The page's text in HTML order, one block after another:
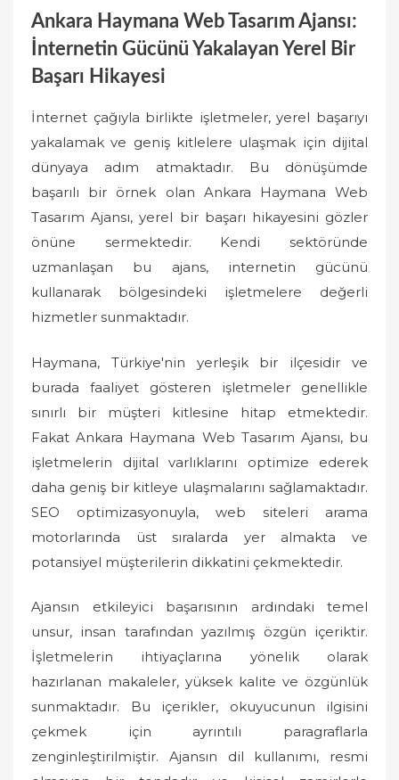
Ankara Haymana Web Tasarım Ajansı:
İnternetin Gücünü Yakalayan Yerel Bir
Başarı Hikayesi
İnternet çağıyla birlikte işletmeler, yerel başarıyı
yakalamak ve geniş kitlelere ulaşmak için dijital
dünyaya adım atmaktadır. Bu dönüşümde
başarılı bir örnek olan Ankara Haymana Web
Tasarım Ajansı, yerel bir başarı hikayesini gözler
önüne sermektedir. Kendi sektöründe
uzmanlaşan bu ajans, internetin gücünü
kullanarak bölgesindeki işletmelere değerli
hizmetler sunmaktadır.
Haymana, Türkiye'nin yerleşik bir ilçesidir ve
burada faaliyet gösteren işletmeler genellikle
sınırlı bir müşteri kitlesine hitap etmektedir.
Fakat Ankara Haymana Web Tasarım Ajansı, bu
işletmelerin dijital varlıklarını optimize ederek
daha geniş bir kitleye ulaşmalarını sağlamaktadır.
SEO optimizasyonuyla, web siteleri arama
motorlarında üst sıralarda yer almakta ve
potansiyel müşterilerin dikkatini çekmektedir.
Ajansın etkileyici başarısının ardındaki temel
unsur, insan tarafından yazılmış özgün içeriktir.
İşletmelerin ihtiyaçlarına yönelik olarak
hazırlanan makaleler, yüksek kalite ve özgünlük
sunmaktadır. Bu içerikler, okuyucunun ilgisini
çekmek için ayrıntılı paragraflarla
zenginleştirilmiştir. Ajansın dil kullanımı, resmi